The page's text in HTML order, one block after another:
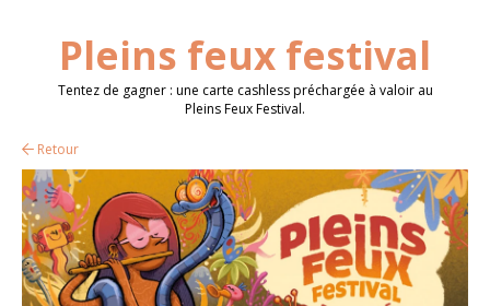
Pleins feux festival
Tentez de gagner : une carte cashless préchargée à valoir au
Pleins Feux Festival.
Retour